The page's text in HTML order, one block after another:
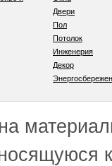
Двери
Пол
Потолок
Инженерия
Декор